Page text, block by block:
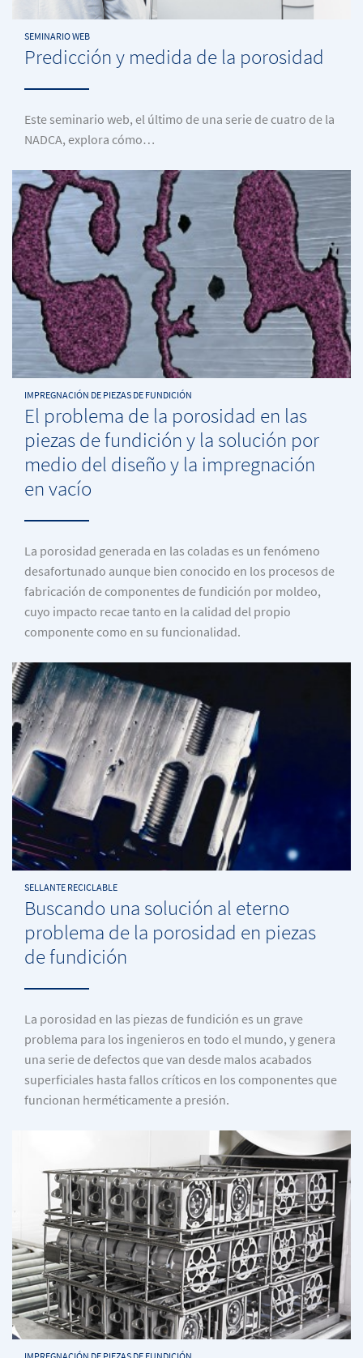
SEMINARIO WEB
Predicción y medida de la porosidad
Este seminario web, el último de una serie de cuatro de la
NADCA, explora cómo…
IMPREGNACIÓN DE PIEZAS DE FUNDICIÓN
El problema de la porosidad en las
piezas de fundición y la solución por
medio del diseño y la impregnación
en vacío
La porosidad generada en las coladas es un fenómeno
desafortunado aunque bien conocido en los procesos de
fabricación de componentes de fundición por moldeo,
cuyo impacto recae tanto en la calidad del propio
componente como en su funcionalidad.
SELLANTE RECICLABLE
Buscando una solución al eterno
problema de la porosidad en piezas
de fundición
La porosidad en las piezas de fundición es un grave
problema para los ingenieros en todo el mundo, y genera
una serie de defectos que van desde malos acabados
superficiales hasta fallos críticos en los componentes que
funcionan herméticamente a presión.